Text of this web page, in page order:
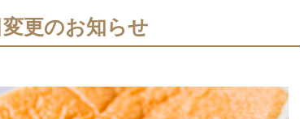
変更のお知らせ